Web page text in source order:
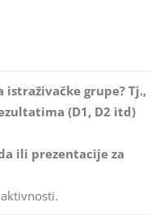
istraživačke grupe? Tj.,
(D1, D2 itd)
ili prezentacije za